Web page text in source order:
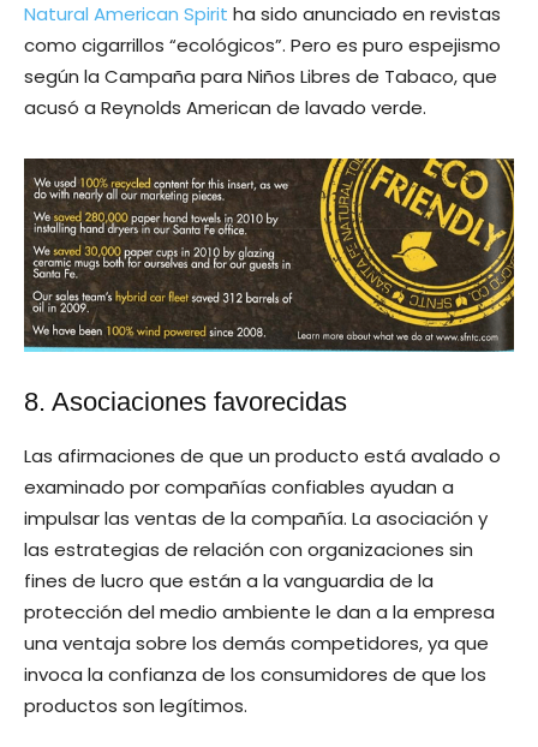
Natural American Spirit ha sido anunciado en revistas
como cigarrillos “ecológicos”. Pero es puro espejismo
según la Campaña para Niños Libres de Tabaco, que
acusó a Reynolds American de lavado verde.
8. Asociaciones favorecidas
Las afirmaciones de que un producto está avalado o
examinado por compañías confiables ayudan a
impulsar las ventas de la compañía. La asociación y
las estrategias de relación con organizaciones sin
fines de lucro que están a la vanguardia de la
protección del medio ambiente le dan a la empresa
una ventaja sobre los demás competidores, ya que
invoca la confianza de los consumidores de que los
productos son legítimos.